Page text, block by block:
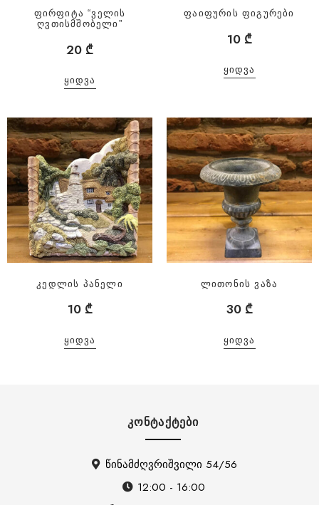
ფირფიტა “ველის
ღვთისმშობელი”
20 ₾
ᲧᲘᲓᲕᲐ
ფაიფურის ფიგურები
10 ₾
ᲧᲘᲓᲕᲐ
კედლის პანელი
10 ₾
ᲧᲘᲓᲕᲐ
ლითონის ვაზა
30 ₾
ᲧᲘᲓᲕᲐ
ᲙᲝᲜᲢᲐᲥᲢᲔᲑᲘ
წინამძღვრიშვილი 54/56
12:00 - 16:00